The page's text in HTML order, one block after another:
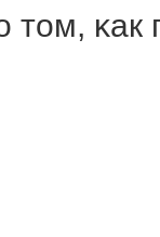
том, κак